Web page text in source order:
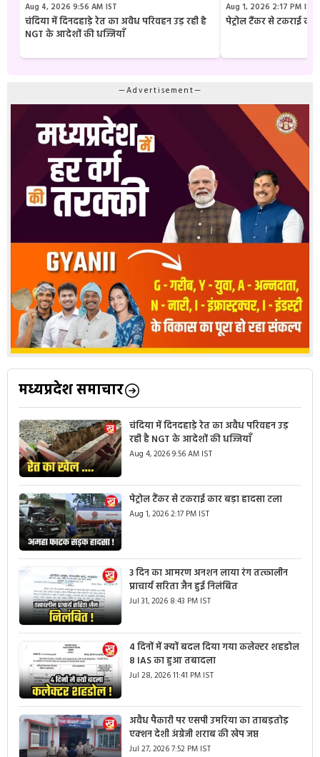
Aug 4, 2026 9:56 AM IST
चंदिया में दिनदहाड़े रेत का अवैध परिवहन उड़ रही है
NGT के आदेशों की धज्जियाँ
Aug 1, 2026 2:17 PM IST
पेट्रोल टैंकर से टकराई
—Advertisement—
मध्यप्रदेश समाचार
चंदिया में दिनदहाड़े रेत का अवैध परिवहन उड़
रही है NGT के आदेशों की धज्जियाँ
Aug 4, 2026 9:56 AM IST
पेट्रोल टैंकर से टकराई कार बड़ा हादसा टला
Aug 1, 2026 2:17 PM IST
3 दिन का आमरण अनशन लाया रंग तत्कालीन
प्राचार्य सरिता जैन हुई निलंबित
Jul 31, 2026 8:43 PM IST
4 दिनों में क्यों बदल दिया गया कलेक्टर शहडोल
8 IAS का हुआ तबादला
Jul 28, 2026 11:41 PM IST
अवैध पैकारी पर एसपी उमरिया का ताबड़तोड़
एक्शन देशी अंग्रेजी शराब की खेप जप्त
Jul 27, 2026 7:52 PM IST